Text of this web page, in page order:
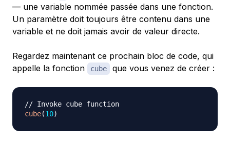
— une variable nommée passée dans une fonction.
Un paramètre doit toujours être contenu dans une
variable et ne doit jamais avoir de valeur directe.
Regardez maintenant ce prochain bloc de code, qui
appelle la fonction
cube que vous venez de créer :
// Invoke cube function
cube(10)